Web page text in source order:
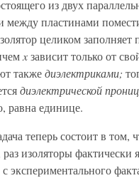
из двух
между пластинами
целиком заполняет
xзависит только от
такжедиэлектриками;
диэлектрической
равна единице.
теперь состоит в том,
изоляторы фактически
экспериментального